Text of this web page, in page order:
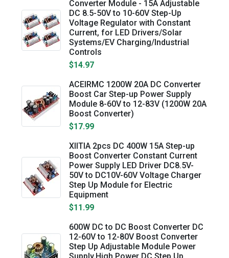
Converter Module - 15A Adjustable
DC 8.5-50V to 10-60V Step-Up
Voltage Regulator with Constant
Current, for LED Drivers/Solar
Systems/EV Charging/Industrial
Controls​
$14.97
ACEIRMC 1200W 20A DC Converter
Boost Car Step-up Power Supply
Module 8-60V to 12-83V (1200W 20A
Boost Converter)
$17.99
XIITIA 2pcs DC 400W 15A Step-up
Boost Converter Constant Current
Power Supply LED Driver DC8.5V-
50V to DC10V-60V Voltage Charger
Step Up Module for Electric
Equipment
$11.99
600W DC to DC Boost Converter DC
12-60V to 12-80V Boost Converter
Step Up Adjustable Module Power